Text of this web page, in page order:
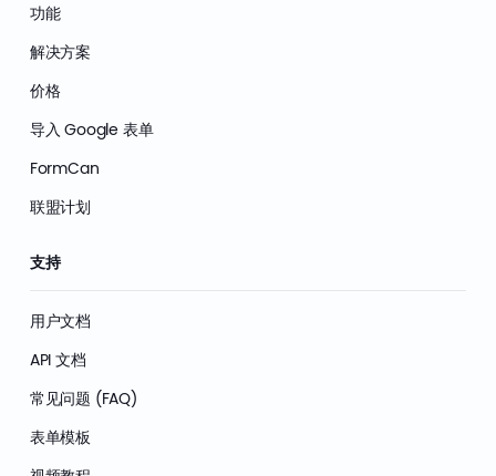
功能
解决方案
价格
导入 Google 表单
FormCan
联盟计划
支持
用户文档
API 文档
常见问题 (FAQ)
表单模板